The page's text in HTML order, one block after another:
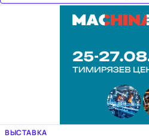
ВЫСТАВКА